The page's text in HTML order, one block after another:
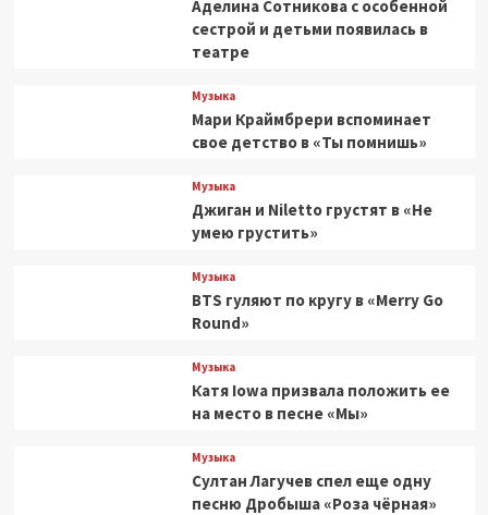
Аделина Сотникова с особенной
сестрой и детьми появилась в
театре
Музыка
Мари Краймбрери вспоминает
свое детство в «Ты помнишь»
Музыка
Джиган и Niletto грустят в «Не
умею грустить»
Музыка
BTS гуляют по кругу в «Merry Go
Round»
Музыка
Катя Iowa призвала положить ее
на место в песне «Мы»
Музыка
Султан Лагучев спел еще одну
песню Дробыша «Роза чёрная»